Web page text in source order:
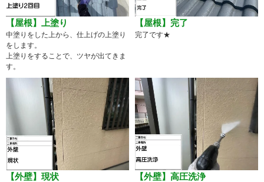
【屋根】上塗り
中塗りをした上から、仕上げの上塗り
をします。
上塗りをすることで、ツヤが出てきま
す。
【屋根】完了
完了です★
【外壁】現状 【外壁】高圧洗浄